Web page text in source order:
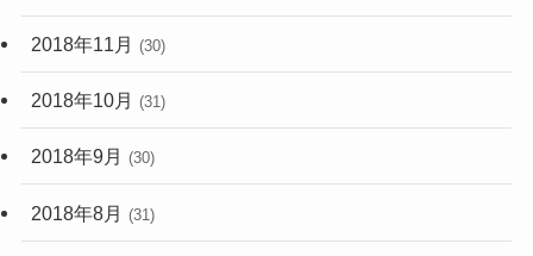
2018年11月 (30)
2018年10月 (31)
2018年9月 (30)
2018年8月 (31)